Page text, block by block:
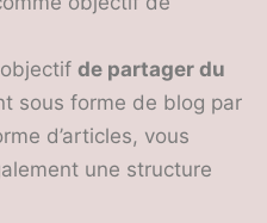
de partager du
sous forme de blog par
d’articles, vous
une structure